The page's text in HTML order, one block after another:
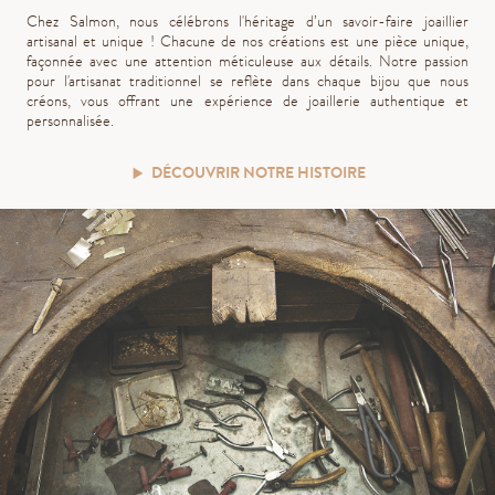
Chez Salmon, nous célébrons l'héritage d’un savoir-faire joaillier
artisanal et unique ! Chacune de nos créations est une pièce unique,
façonnée avec une attention méticuleuse aux détails. Notre passion
pour l'artisanat traditionnel se reflète dans chaque bijou que nous
créons, vous offrant une expérience de joaillerie authentique et
personnalisée.
DÉCOUVRIR NOTRE HISTOIRE